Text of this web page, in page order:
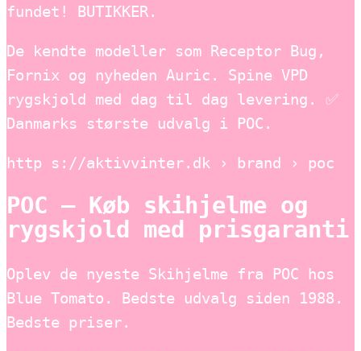
fundet! BUTIKKER.
De kendte modeller som Receptor Bug,
Fornix og nyheden Auric. Spine VPD
rygskjold med dag til dag levering. ✅
Danmarks største udvalg i POC.
http s://aktivvinter.dk › brand › poc
POC – Køb skihjelme og
rygskjold med prisgaranti
Oplev de nyeste Skihjelme fra POC hos
Blue Tomato. Bedste udvalg siden 1988.
Bedste priser.